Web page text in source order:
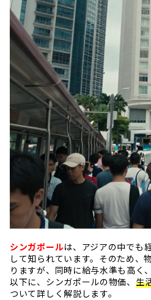
シンガポールは、アジアの中でも
して知られています。そのため、
りますが、同時に給与水準も高く
以下に、シンガポールの物価、 生
ついて詳しく解説します。